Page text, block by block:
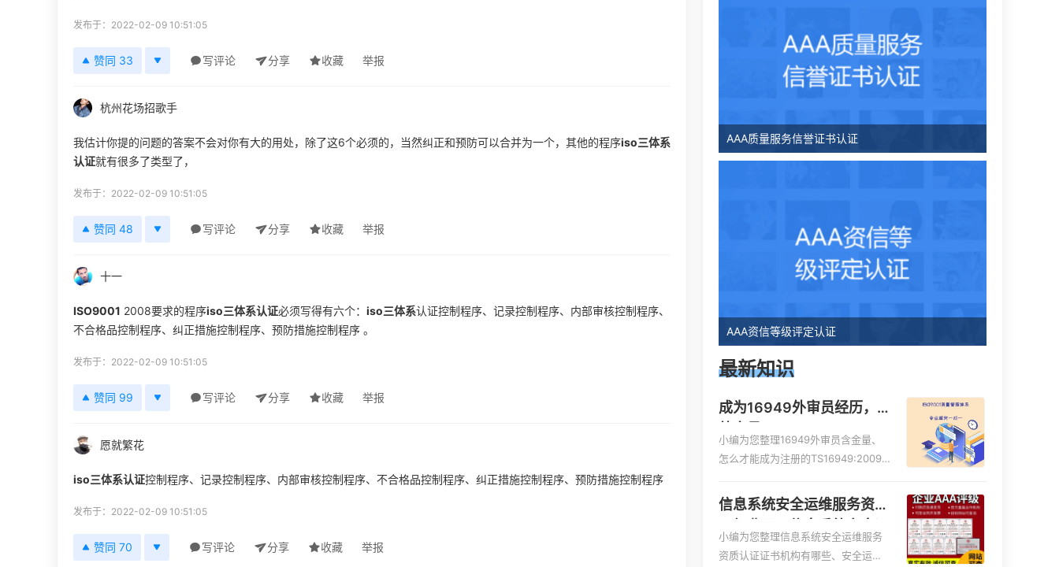
发布于：2022-02-09 10:51:05
赞同 33 写评论 分享 收藏 举报
杭州花场招歌手
我估计你提的问题的答案不会对你有大的用处，除了这6个必须的，当然纠正和预防可以合并为一个，其他的程序iso三体系
认证就有很多了类型了，
发布于：2022-02-09 10:51:05
赞同 48 写评论 分享 收藏 举报
十一
ISO9001 2008要求的程序iso三体系认证必须写得有六个： iso三体系认证控制程序、记录控制程序、内部审核控制程序、
不合格品控制程序、纠正措施控制程序、预防措施控制程序 。
发布于：2022-02-09 10:51:05
赞同 99 写评论 分享 收藏 举报
愿就繁花
iso三体系认证控制程序、记录控制程序、内部审核控制程序、不合格品控制程序、纠正措施控制程序、预防措施控制程序
发布于：2022-02-09 10:51:05
赞同 70 写评论 分享 收藏 举报
AAA质量服务信誉证书认证
AAA资信等级评定认证
最新知识
成为16949外审员经历，
小编为您整理16949外审员含金量、
怎么才能成为注册的TS16949:2009
过不了解具体情况、iso9000外审
员、SA8000外审员培训相关iso体系
认证知识，详情可查看下方正文！
信息系统安全运维服务资质
维服务资质二级
小编为您整理信息系统安全运维服务
资质认证证书机构有哪些、安全运维